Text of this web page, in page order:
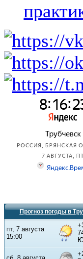
Прогноз погоды в